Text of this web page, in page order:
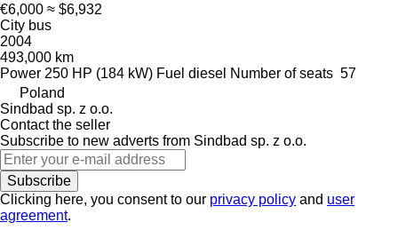
€6,000 ≈ $6,932
City bus
2004
493,000 km
Power 250 HP (184 kW) Fuel diesel Number of seats 57
Poland
Sindbad sp. z o.o.
Contact the seller
Subscribe to new adverts from Sindbad sp. z o.o.
Subscribe
Clicking here, you consent to our privacy policy and user
agreement.